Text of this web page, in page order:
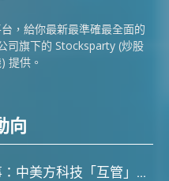
，給你最新最準確最全面的
司旗下的 Stocksparty (炒股
提供。
向
中美方科技「互管」...